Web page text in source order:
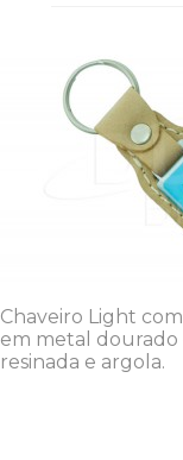
Chaveiro Light
em metal dourado
resinada e argola.